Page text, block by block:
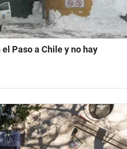
Paso a Chile y no hay